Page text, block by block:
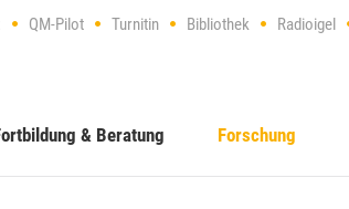
QM-Pilot Turnitin Bibliothek Radioigel
& Beratung Forschung